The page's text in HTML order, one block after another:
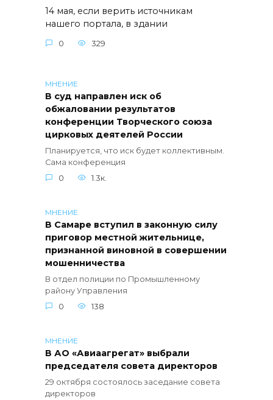
14 мая, если верить источникам
нашего портала, в здании
0 329
МНЕНИЕ
В суд направлен иск об
обжаловании результатов
конференции Творческого союза
цирковых деятелей России
Планируется, что иск будет коллективным.
Сама конференция
0
1.3к.
МНЕНИЕ
В Самаре вступил в законную силу
приговор местной жительнице,
признанной виновной в совершении
мошенничества
В отдел полиции по Промышленному
району Управления
0
138
МНЕНИЕ
В АО «Авиаагрегат» выбрали
председателя совета директоров
29 октября состоялось заседание совета
директоров